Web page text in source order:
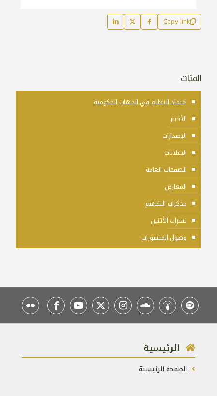
Copy link
الفئات
اعتماد النظام في الجهات الحكومية
الأخبار
الإصدارات
الإعلانات
الصفحات العامة
المعارض
مذكرات التفاهم
نشرات الأثنين
وصول المنشورات
الرئيسية
الصفحة الرئيسية